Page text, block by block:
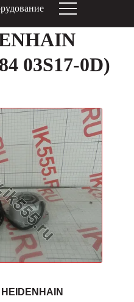
03S17-0D)
HEIDENHAIN